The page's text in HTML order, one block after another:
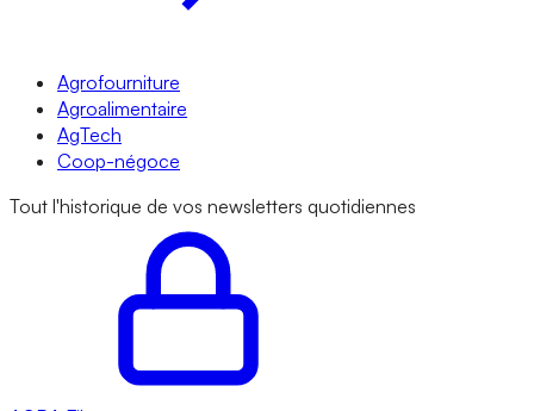
Agrofourniture
Agroalimentaire
AgTech
Coop-négoce
Tout l'historique de vos newsletters quotidiennes